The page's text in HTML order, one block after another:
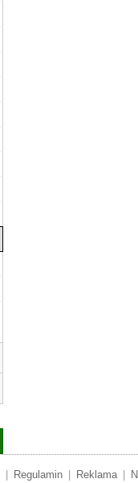
Regulamin Reklama